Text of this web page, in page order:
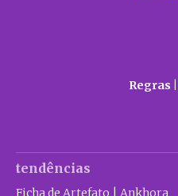
Regras
tendências
Ficha de Artefato | Ankhora